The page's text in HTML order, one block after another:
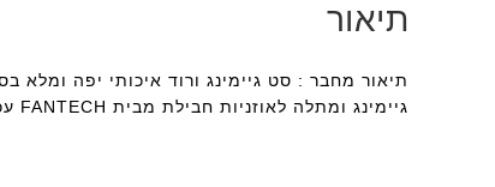
תיאור
תיאור מחבר : סט גיימינג ורוד איכותי יפה ומלא
גיימינג ומתלה לאוזניות חבילת מבית FANTECH עכשיו זמין לרכישה באתר של בסטק. חנות המחשבים המובילה בישראל!